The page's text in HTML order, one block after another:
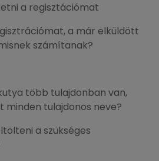
a regisztációmat
a már elküldött
számítanak?
több tulajdonban van,
minden tulajdonos neve?
a szükséges